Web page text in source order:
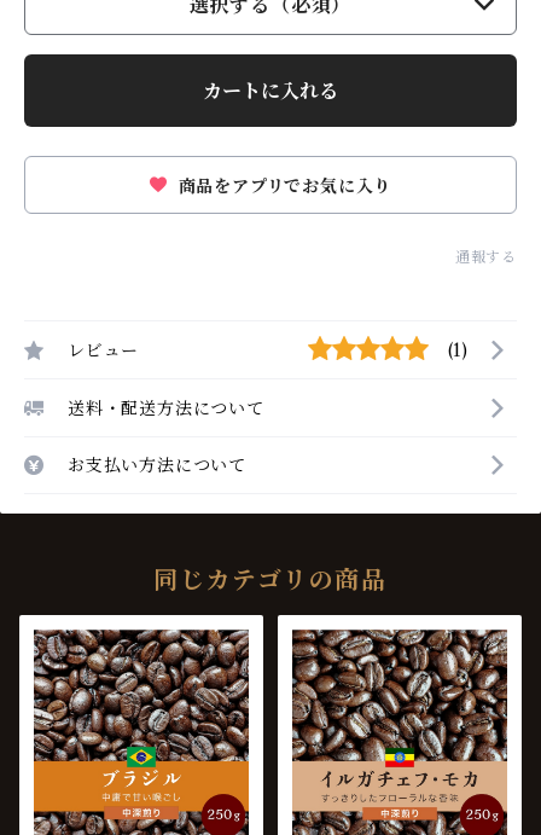
選択する（必須）
カートに入れる
商品をアプリでお気に入り
通報する
レビュー (1)
送料・配送方法について
お支払い方法について
同じカテゴリの商品